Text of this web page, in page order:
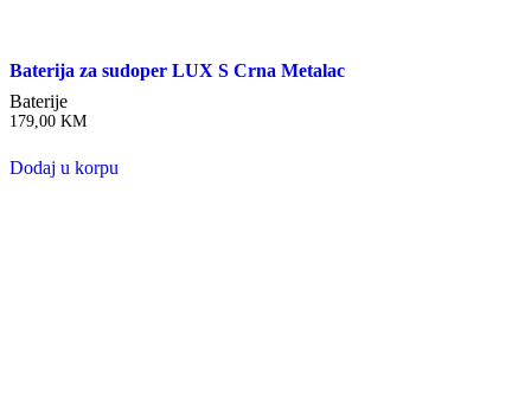
Baterija za sudoper LUX S Crna Metalac
Baterije
179,00 KM
Dodaj u korpu